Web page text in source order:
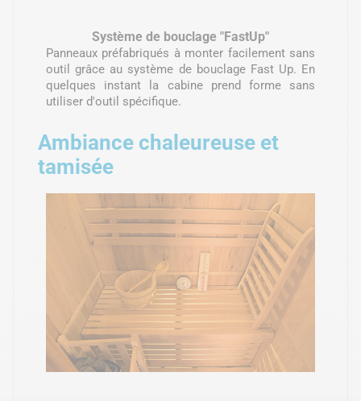
Système de bouclage "FastUp"
Panneaux préfabriqués à monter facilement sans
outil grâce au système de bouclage Fast Up. En
quelques instant la cabine prend forme sans
utiliser d'outil spécifique.
Ambiance chaleureuse et
tamisée